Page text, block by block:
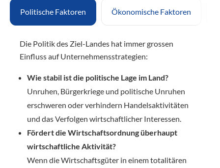
Politische Faktoren Ökonomische Faktoren
Die Politik des Ziel-Landes hat immer grossen
Einfluss auf Unternehmensstrategien:
Wie stabil ist die politische Lage im Land?
Unruhen, Bürgerkriege und politische Unruhen
erschweren oder verhindern Handelsaktivitäten
und das Verfolgen wirtschaftlicher Interessen.
Fördert die Wirtschaftsordnung überhaupt
wirtschaftliche Aktivität?
Wenn die Wirtschaftsgüter in einem totalitären